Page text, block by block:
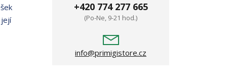
+420 774 277 665
(Po-Ne, 9-21 hod.)
info@primigistore.cz